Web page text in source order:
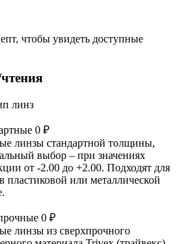
чтобы увидеть доступные
линз
0 ₽
линзы стандартной толщины,
выбор – при значениях
от -2.00 до +2.00. Подходят для
пластиковой или металлической
0 ₽
линзы из сверхпрочного